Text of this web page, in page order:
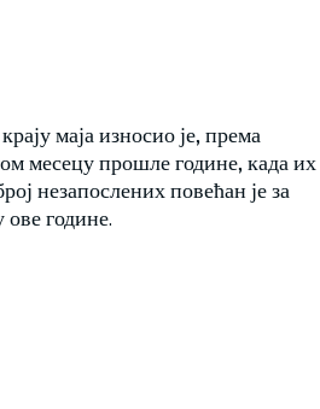
маја износио је, према
месецу прошле године, када их
незапослених повећан је за
године.